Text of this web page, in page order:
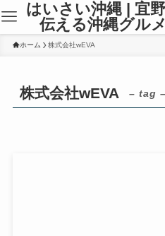
はいさい沖縄 | 宜
伝える沖縄グル
ホーム 株式会社wEVA
株式会社wEVA – tag –